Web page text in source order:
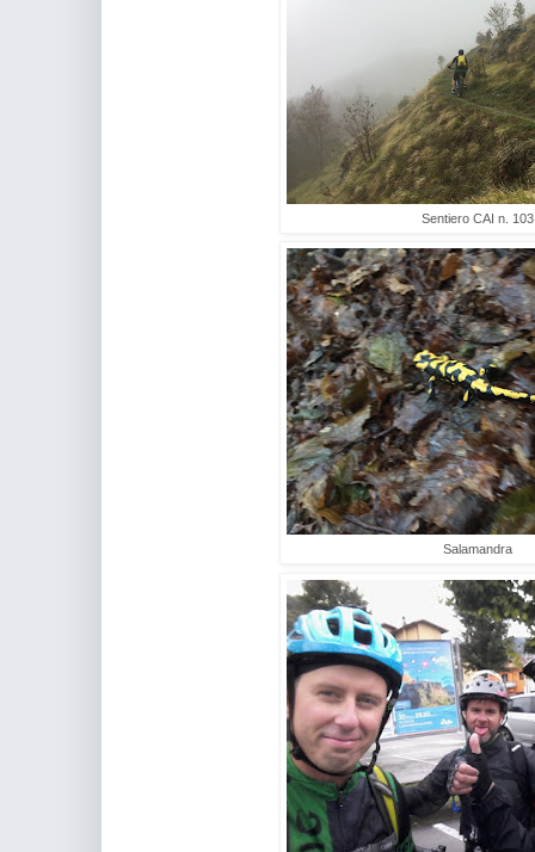
Sentiero CAI n. 103
Salamandra